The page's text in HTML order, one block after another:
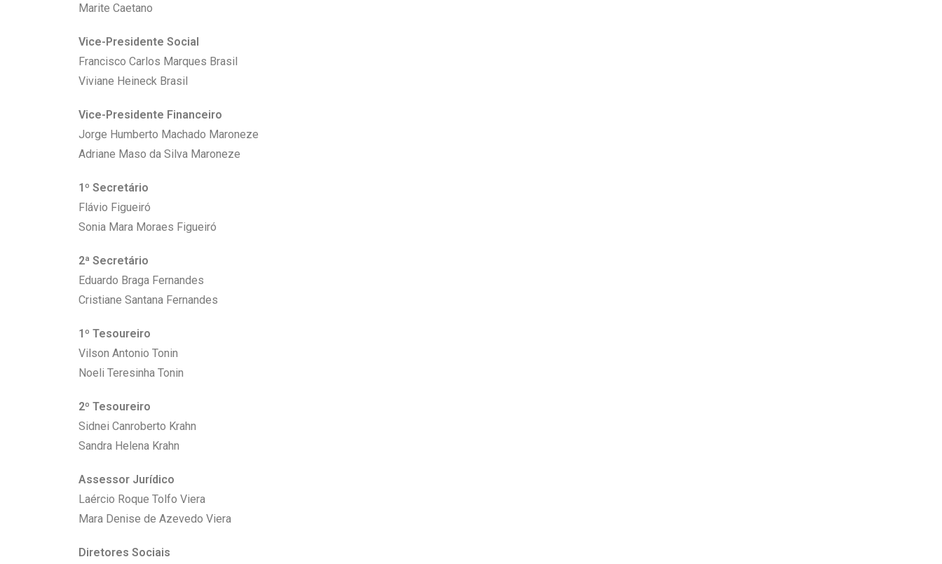
Marite Caetano
Vice-Presidente Social
Francisco Carlos Marques Brasil
Viviane Heineck Brasil
Vice-Presidente Financeiro
Jorge Humberto Machado Maroneze
Adriane Maso da Silva Maroneze
1º Secretário
Flávio Figueiró
Sonia Mara Moraes Figueiró
2ª Secretário
Eduardo Braga Fernandes
Cristiane Santana Fernandes
1º Tesoureiro
Vilson Antonio Tonin
Noeli Teresinha Tonin
2º Tesoureiro
Sidnei Canroberto Krahn
Sandra Helena Krahn
Assessor Jurídico
Laércio Roque Tolfo Viera
Mara Denise de Azevedo Viera
Diretores Sociais